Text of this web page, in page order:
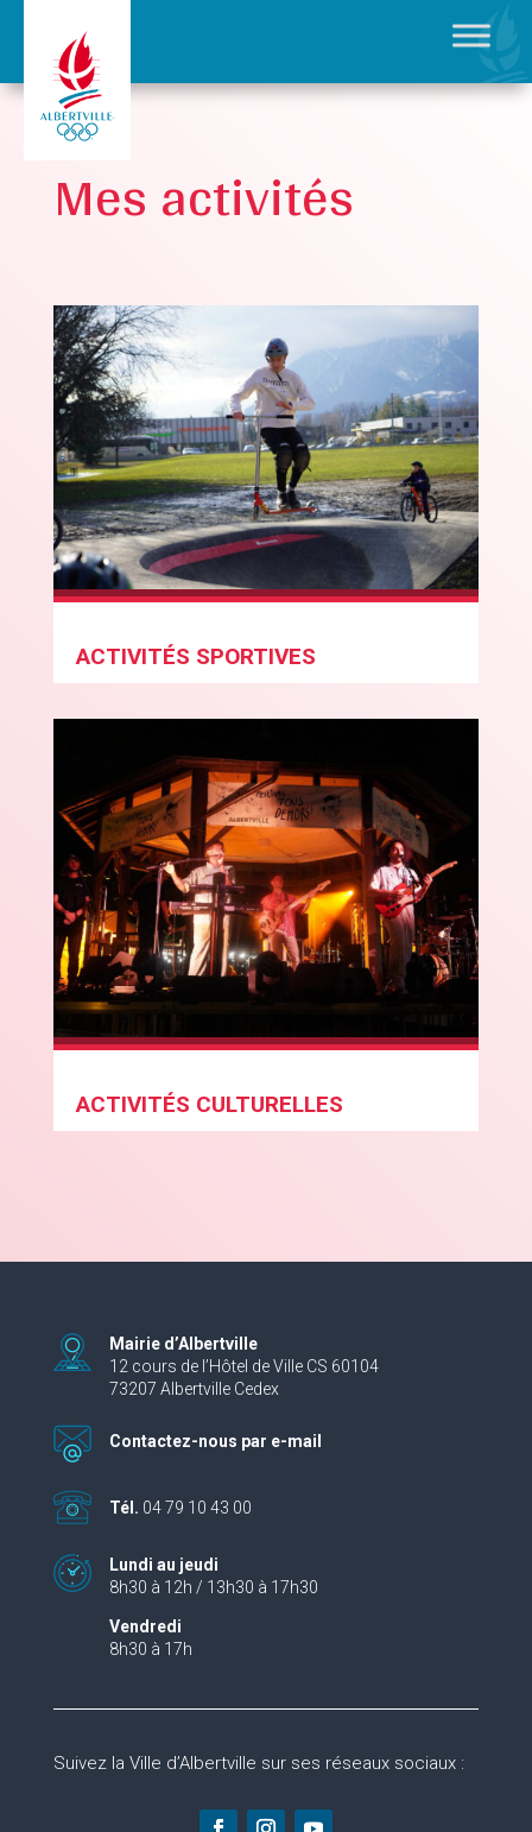
Mes activités
ACTIVITÉS SPORTIVES
ACTIVITÉS CULTURELLES
Mairie d’Albertville
12 cours de l’Hôtel de Ville CS 60104
73207 Albertville Cedex
Contactez-nous par e-mail
Tél. 04 79 10 43 00
Lundi au jeudi
8h30 à 12h / 13h30 à 17h30
Vendredi
8h30 à 17h
Suivez la Ville d’Albertville sur ses réseaux sociaux :